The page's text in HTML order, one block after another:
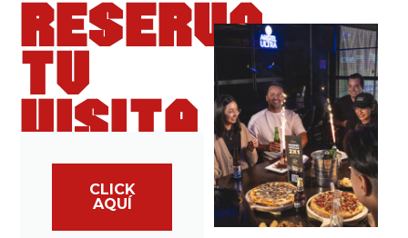
RESERVA
TU
VISITA
CLICK
AQUÍ